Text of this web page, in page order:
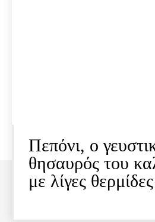
Πεπόνι, ο
θησαυρός του
με λίγες